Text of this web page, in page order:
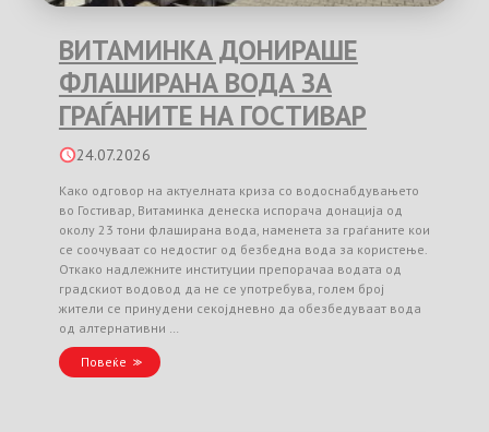
ВИТАМИНКА ДОНИРАШЕ
ФЛАШИРАНА ВОДА ЗА
ГРАЃАНИТЕ НА ГОСТИВАР
24.07.2026
Како одговор на актуелната криза со водоснабдувањето
во Гостивар, Витаминка денеска испорача донација од
околу 23 тони флаширана вода, наменета за граѓаните кои
се соочуваат со недостиг од безбедна вода за користење.
Откако надлежните институции препорачаа водата од
градскиот водовод да не се употребува, голем број
жители се принудени секојдневно да обезбедуваат вода
од алтернативни …
Повеќе